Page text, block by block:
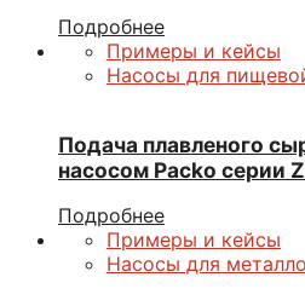
Подробнее
Примеры и кейсы
Насосы для
Подача плавленого
насосом Packo серии
Подробнее
Примеры и кейсы
Насосы для